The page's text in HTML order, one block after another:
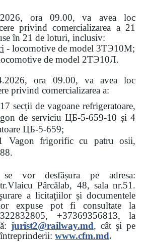
ora 09.00,
va avea loc
privind comercializarea a 21
în 21 de loturi, inclusiv:
- locomotive de model 3ТЭ10М;
de model 2ТЭ10Л.
, ora 09.00, va avea loc
privind comercializarea a:
secții de vagoane refrigeratoare,
de serviciu ЦБ-5-659-10 și 4
ЦБ-5-659;
frigorific cu patru osii,
vor desfășura pe adresa:
Pârcălab, 48, sala nr.51.
a licitaţiilor și documentele
expuse pot fi consultate la
+37369356813, la
jurist2@railway.md, cât şi pe
www.cfm.md.